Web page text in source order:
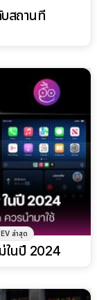
สถานที่
ล่าสุด
ในปี 2024